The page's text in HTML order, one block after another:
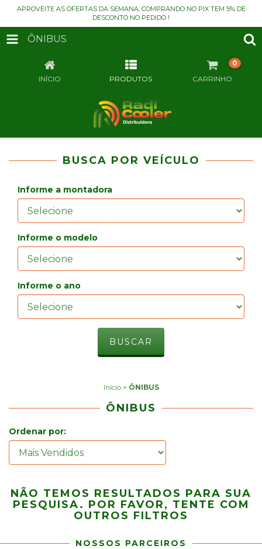
APROVEITE AS OFERTAS DA SEMANA, COMPRANDO NO PIX TEM 5% DE
DESCONTO NO PEDIDO !
ÔNIBUS
INÍCIO PRODUTOS CARRINHO
0
BUSCA POR VEÍCULO
Informe a montadora
Informe o modelo
Informe o ano
Início > ÔNIBUS
ÔNIBUS
Ordenar por:
NÃO TEMOS RESULTADOS PARA SUA
PESQUISA. POR FAVOR, TENTE COM
OUTROS FILTROS
NOSSOS PARCEIROS